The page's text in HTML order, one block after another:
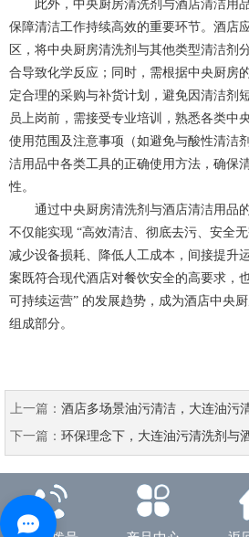
此外，中央厨房清洗剂与酒店清洁用
保障清洁工作持续高效的重要环节。酒店
区，将中央厨房清洗剂与其他类型清洁剂
合导致化学反应；同时，需根据中央厨房
定合理的采购与补货计划，避免因清洁剂
员上岗前，需接受专业培训，熟悉各类中
使用范围及注意事项（如避免与酸性清洁
洁用品中各类工具的正确使用方法，确保
性。
通过中央厨房清洗剂与酒店清洁用品
不仅能实现 “高效清洁、彻底去污、安全
减少设备损耗、降低人工成本，间接提升
案既符合现代酒店对餐饮安全的高要求，
可持续运营” 的发展趋势，成为酒店中央
组成部分。
上一篇： 酒店多场景油污清洁，大连油污
下一篇： 环保理念下，大连油污清洗剂与